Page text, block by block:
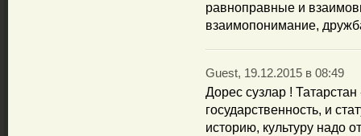
равноправные и
взаимопонимание,
Guest, 19.12.2015 в 08:49
Дорес сузлар !
государственность, и
историю, культуру надо